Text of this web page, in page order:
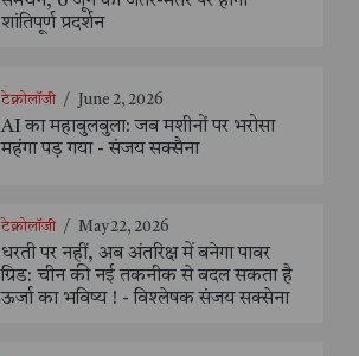
शांतिपूर्ण प्रदर्शन
टेक्नोलॉजी / June 2, 2026
AI का महाबुलबुला: जब मशीनों पर भरोसा
महंगा पड़ गया - संजय सक्सैना
टेक्नोलॉजी / May 22, 2026
धरती पर नहीं, अब अंतरिक्ष में बनेगा पावर
ग्रिड: चीन की नई तकनीक से बदल सकता है
ऊर्जा का भविष्य ! - विश्लेषक संजय सक्सेना